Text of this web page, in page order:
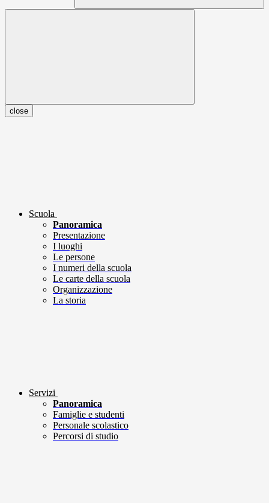
close
Scuola
Panoramica
Presentazione
I luoghi
Le persone
I numeri della scuola
Le carte della scuola
Organizzazione
La storia
Servizi
Panoramica
Famiglie e studenti
Personale scolastico
Percorsi di studio